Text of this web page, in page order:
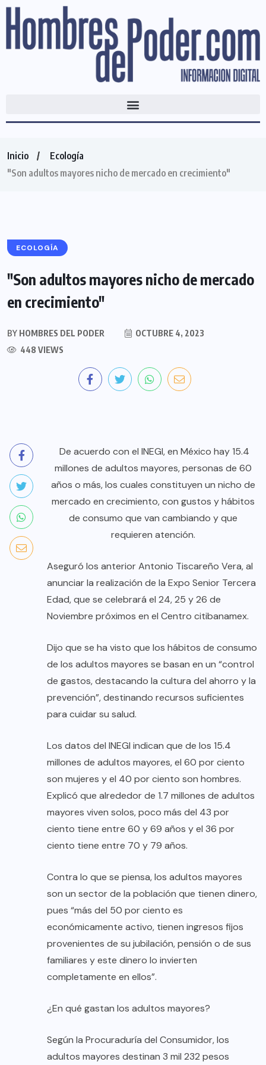
Inicio
Ecología
"Son adultos mayores nicho de mercado en crecimiento"
ECOLOGÍA
"Son adultos mayores nicho de mercado
en crecimiento"
BY HOMBRES DEL PODER
OCTUBRE 4, 2023
448 VIEWS
De acuerdo con el INEGI, en México hay 15.4
millones de adultos mayores, personas de 60
años o más, los cuales constituyen un nicho de
mercado en crecimiento, con gustos y hábitos
de consumo que van cambiando y que
requieren atención.
Aseguró los anterior Antonio Tiscareño Vera, al
anunciar la realización de la Expo Senior Tercera
Edad, que se celebrará el 24, 25 y 26 de
Noviembre próximos en el Centro citibanamex.
Dijo que se ha visto que los hábitos de consumo
de los adultos mayores se basan en un “control
de gastos, destacando la cultura del ahorro y la
prevención”, destinando recursos suficientes
para cuidar su salud.
Los datos del INEGI indican que de los 15.4
millones de adultos mayores, el 60 por ciento
son mujeres y el 40 por ciento son hombres.
Explicó que alrededor de 1.7 millones de adultos
mayores viven solos, poco más del 43 por
ciento tiene entre 60 y 69 años y el 36 por
ciento tiene entre 70 y 79 años.
Contra lo que se piensa, los adultos mayores
son un sector de la población que tienen dinero,
pues “más del 50 por ciento es
económicamente activo, tienen ingresos fijos
provenientes de su jubilación, pensión o de sus
familiares y este dinero lo invierten
completamente en ellos”.
¿En qué gastan los adultos mayores?
Según la Procuraduría del Consumidor, los
adultos mayores destinan 3 mil 232 pesos